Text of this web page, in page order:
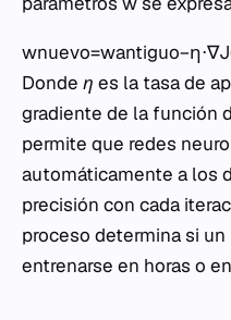
Donde η es la tasa de
gradiente de la función
permite que redes
automáticamente a los
precisión con cada
proceso determina si
entrenarse en horas o